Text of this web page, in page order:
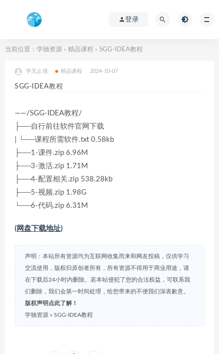
登录
当前位置： 学驰资源 > 精品课程 > SGG-IDEA教程
学无止境 精品课程 2024-10-07
SGG-IDEA教程
——/SGG-IDEA教程/
├──自行前往软件官网下载
| └──课程所需软件.txt 0.58kb
├──1-课件.zip 6.96M
├──3-激活.zip 1.71M
├──4-配置相关.zip 538.28kb
├──5-视频.zip 1.98G
└──6-代码.zip 6.31M
(网盘下载地址)
声明：本站所有资源均为互联网收集而来和网友投稿，仅供学习
交流使用，版权归原创者所有，所有资源不得用于商业用途，请
在下载后24小时内删除。若本站侵犯了您的合法权益，可联系我
们删除，我们会第一时间处理，给您带来的不便我们深表歉意。
版权声明点此了解！
学驰资源 » SGG-IDEA教程